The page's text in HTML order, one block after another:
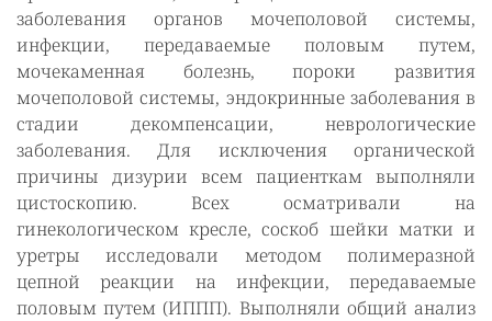
заболевания органов мочеполовой системы,
инфекции, передаваемые половым путем,
мочекаменная болезнь, пороки развития
мочеполовой системы, эндокринные заболевания в
стадии декомпенсации, неврологические
заболевания. Для исключения органической
причины дизурии всем пациенткам выполняли
цистоскопию. Всех осматривали на
гинекологическом кресле, соскоб шейки матки и
уретры исследовали методом полимеразной
цепной реакции на инфекции, передаваемые
половым путем (ИППП). Выполняли общий анализ